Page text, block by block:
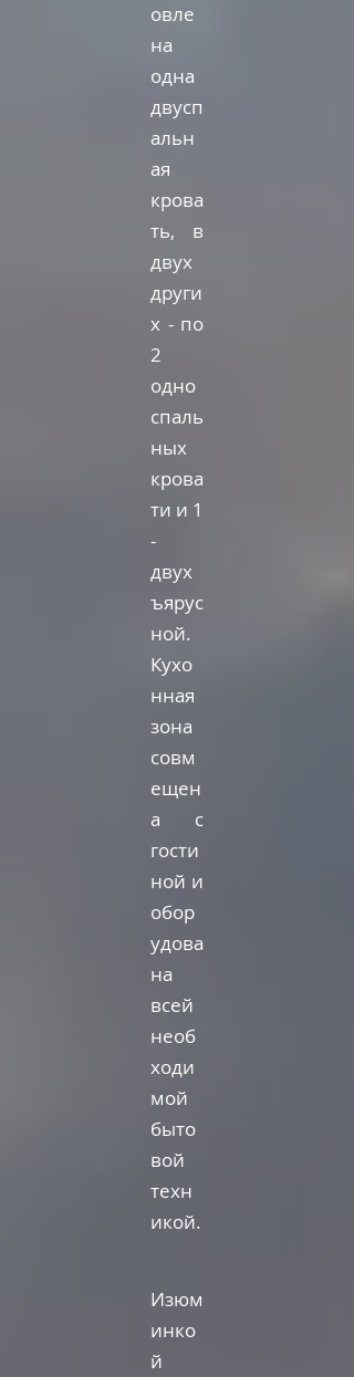
овле
на
одна
двусп
альн
ая
крова
ть, в
двух
други
х - по
2
одно
спаль
ных
крова
ти и 1
-
двух
ъярус
ной.
Кухо
нная
зона
совм
ещен
а с
гости
ной и
обор
удова
на
всей
необ
ходи
мой
быто
вой
техн
икой.
Изюм
инко
й